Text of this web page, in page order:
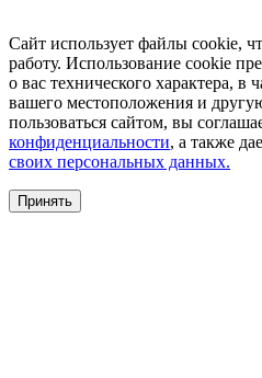
Сайт использует файлы cookie,
работу. Использование cookie
о вас технического характера, в
вашего местоположения и
пользоваться сайтом, вы
конфиденциальности, а также
своих персональных данных.
Принять